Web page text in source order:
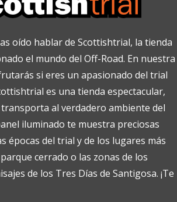
oído hablar de Scottishtrial, la tienda
el mundo del Off-Road. En nuestra
si eres un apasionado del trial
es una tienda espectacular,
al verdadero ambiente del
iluminado te muestra preciosas
épocas del trial y de los lugares más
cerrado o las zonas de los
de los Tres Días de Santigosa. ¡Te